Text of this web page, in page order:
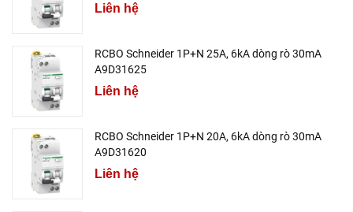
Liên hệ
RCBO Schneider 1P+N 25A, 6kA dòng rò 30mA
A9D31625
Liên hệ
RCBO Schneider 1P+N 20A, 6kA dòng rò 30mA
A9D31620
Liên hệ